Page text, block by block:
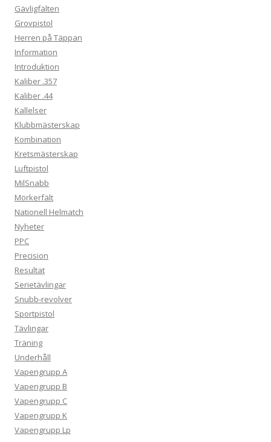
Gävligfälten
Grovpistol
Herren på Täppan
Information
Introduktion
Kaliber .357
Kaliber .44
Kallelser
Klubbmästerskap
Kombination
Kretsmästerskap
Luftpistol
MilSnabb
Mörkerfält
Nationell Helmatch
Nyheter
PPC
Precision
Resultat
Serietävlingar
Snubb-revolver
Sportpistol
Tävlingar
Träning
Underhåll
Vapengrupp A
Vapengrupp B
Vapengrupp C
Vapengrupp K
Vapengrupp Lp